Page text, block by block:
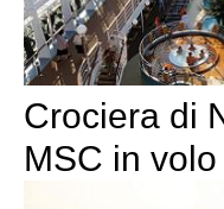
Crociera di
MSC in